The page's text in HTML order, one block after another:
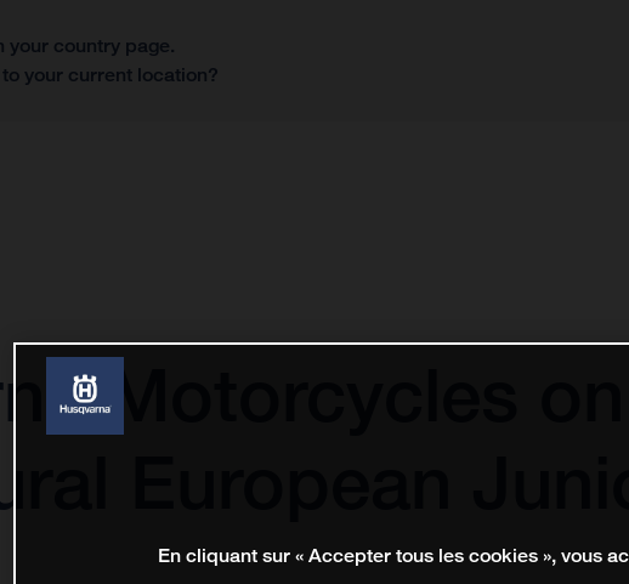
your country page.
your current location?
Motorcycles
European
En cliquant sur « Accepter tous les cookies », vous